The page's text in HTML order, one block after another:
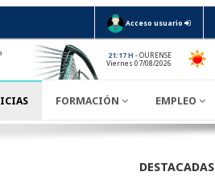
Acceso usuario
21:17 H - OURENSE
Viernes 07/08/2026
FORMACIÓN EMPLEO
DESTACADAS